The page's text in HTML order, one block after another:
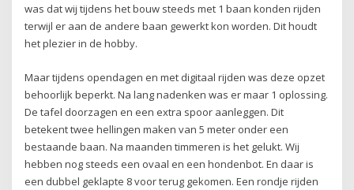
was dat wij tijdens het bouw steeds met 1 baan konden rijden
terwijl er aan de andere baan gewerkt kon worden. Dit houdt
het plezier in de hobby.
Maar tijdens opendagen en met digitaal rijden was deze opzet
behoorlijk beperkt. Na lang nadenken was er maar 1 oplossing.
De tafel doorzagen en een extra spoor aanleggen. Dit
betekent twee hellingen maken van 5 meter onder een
bestaande baan. Na maanden timmeren is het gelukt. Wij
hebben nog steeds een ovaal en een hondenbot. En daar is
een dubbel geklapte 8 voor terug gekomen. Een rondje rijden